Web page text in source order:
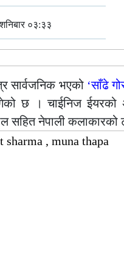
०३:३३
सार्वजनिक भएको ‘साँढे
छ । चाईनिज ईयरको
सहित नेपाली कलाकारको